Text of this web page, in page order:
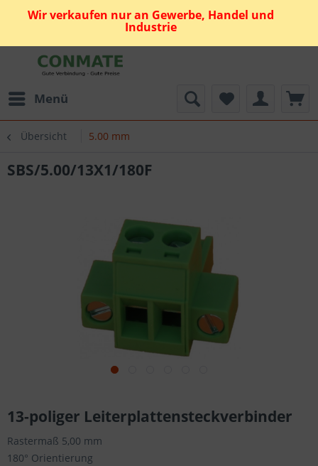
Wir verkaufen nur an Gewerbe, Handel und
Industrie
Menü
Übersicht 5.00 mm
SBS/5.00/13X1/180F
13-poliger Leiterplattensteckverbinder
Rastermaß 5,00 mm
180° Orientierung